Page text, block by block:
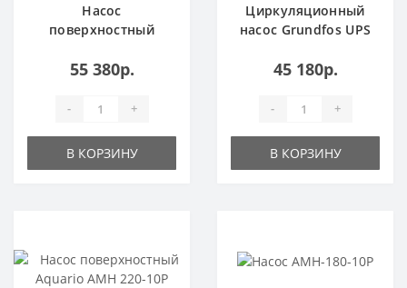
Насос
поверхностный
10P
55 380р.
- +
В КОРЗИНУ
Циркуляционный
насос Grundfos UPS
45 180р.
- +
В КОРЗИНУ